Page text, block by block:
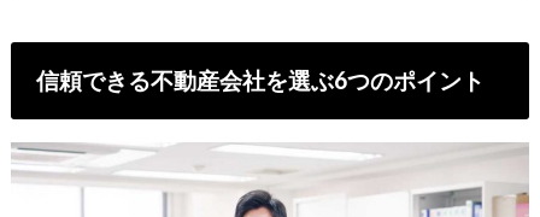
信頼できる不動産会社を選ぶ6つのポイント